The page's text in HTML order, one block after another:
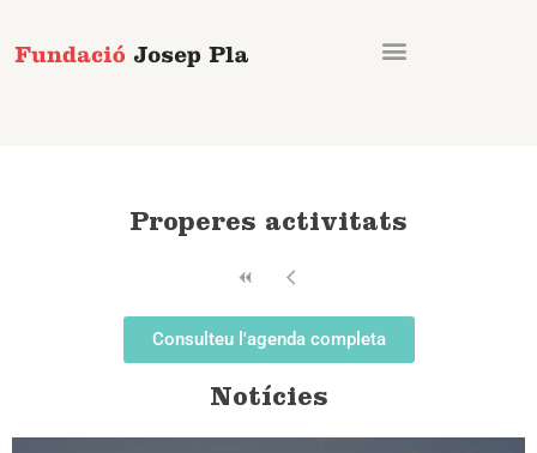
al
Properes activitats
Consulteu l'agenda completa
Notícies